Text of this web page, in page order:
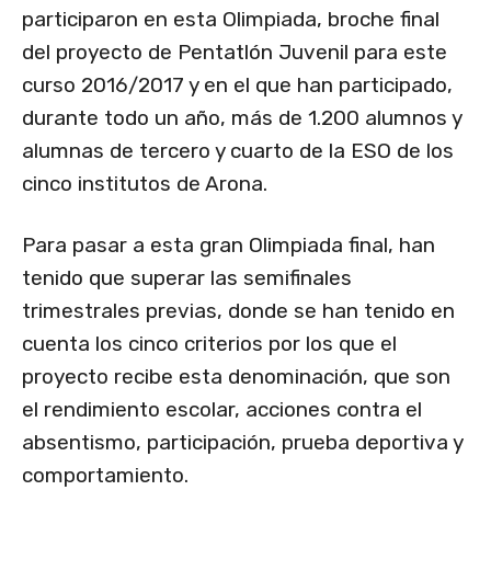
participaron en esta Olimpiada, broche final
del proyecto de Pentatlón Juvenil para este
curso 2016/2017 y en el que han participado,
durante todo un año, más de 1.200 alumnos y
alumnas de tercero y cuarto de la ESO de los
cinco institutos de Arona.
Para pasar a esta gran Olimpiada final, han
tenido que superar las semifinales
trimestrales previas, donde se han tenido en
cuenta los cinco criterios por los que el
proyecto recibe esta denominación, que son
el rendimiento escolar, acciones contra el
absentismo, participación, prueba deportiva y
comportamiento.